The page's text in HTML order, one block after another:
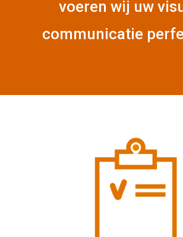
voeren wij uw
communicatie